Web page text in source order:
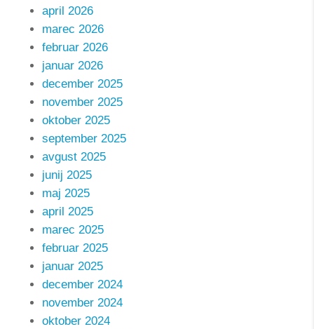
april 2026
marec 2026
februar 2026
januar 2026
december 2025
november 2025
oktober 2025
september 2025
avgust 2025
junij 2025
maj 2025
april 2025
marec 2025
februar 2025
januar 2025
december 2024
november 2024
oktober 2024